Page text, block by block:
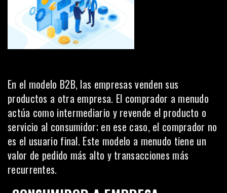
En el modelo B2B, las empresas venden sus
productos a otra empresa. El comprador a menudo
actúa como intermediario y revende el producto o
servicio al consumidor; en ese caso, el comprador no
es el usuario final. Este modelo a menudo tiene un
valor de pedido más alto y transacciones más
recurrentes.